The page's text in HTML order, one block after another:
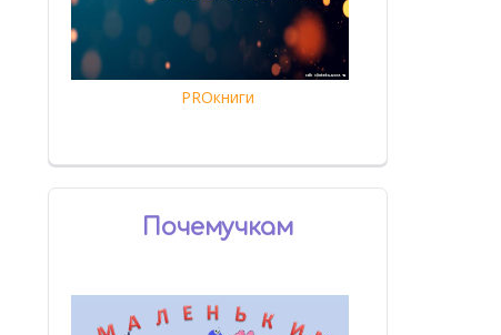
PROкниги
Почемучкам